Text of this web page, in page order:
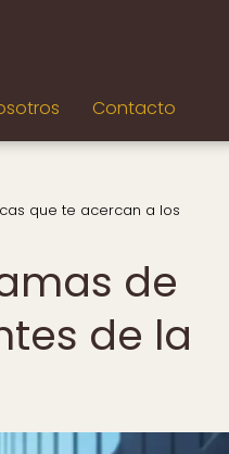
Contacto
que te acercan a los
de
de la